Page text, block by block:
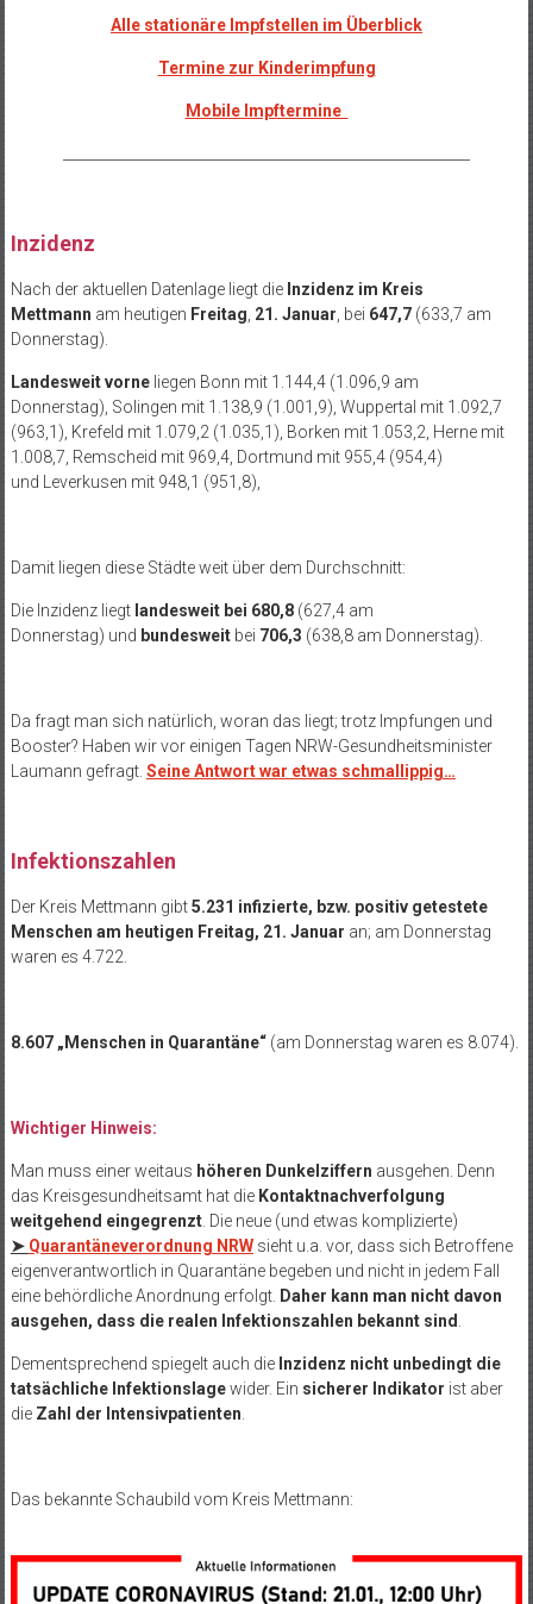
Alle stationäre Impfstellen im Überblick
Termine zur Kinderimpfung
Mobile Impftermine
Inzidenz
Nach der aktuellen Datenlage liegt die Inzidenz im Kreis
Mettmann am heutigen Freitag 21. Januar , bei 647,7 (633,7 am
Donnerstag).
Landesweitvorneliegen Bonn mit 1.144,4 (1.096,9 am
Donnerstag), Solingen mit 1.138,9 (1.001,9), Wuppertal mit 1.092,7
(963,1), Krefeld mit 1.079,2 (1.035,1), Borken mit 1.053,2, Herne mit
1.008,7, Remscheid mit 969,4, Dortmund mit 955,4 (954,4)
und Leverkusen mit 948,1 (951,8),
Damit liegen diese Städte weit über dem Durchschnitt:
Die Inzidenz liegtlandesweit bei 680,8 (627,4 am
Donnerstag) und bundesweitbei 706,3 (638,8 am Donnerstag).
Da fragt man sich natürlich, woran das liegt; trotz Impfungen und
Booster? Haben wir vor einigen Tagen NRW-Gesundheitsminister
Laumann gefragt. Seine Antwort war etwas schmallippig…
Infektionszahlen
Der Kreis Mettmann gibt5.231 infizierte, bzw. positiv getestete
Menschen am heutigen Freitag, 21. Januar an; am Donnerstag
waren es 4.722.
8.607 „Menschen in Quarantäne“ (am Donnerstag waren es 8.074).
Wichtiger Hinweis:
Man muss einer weitaus höheren Dunkelziffern ausgehen. Denn
das Kreisgesundheitsamt hat die Kontaktnachverfolgung
weitgehend eingegrenzt. Die neue (und etwas komplizierte)
➤ Quarantäneverordnung NRWsieht u.a. vor, dass sich Betroffene
eigenverantwortlich in Quarantäne begeben und nicht in jedem Fall
eine behördliche Anordnung erfolgt. Daher kann man nicht davon
ausgehen, dass die realen Infektionszahlen bekannt sind
Dementsprechend spiegelt auch die Inzidenz nicht unbedingt die
tatsächliche Infektionslagewider. Ein sicherer Indikator ist aber
die Zahl der Intensivpatienten
Das bekannte Schaubild vom Kreis Mettmann: